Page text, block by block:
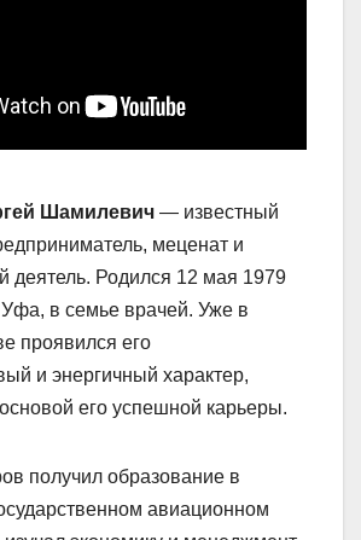
Шамилевич — известный
меценат и
деятель. Родился 12 мая 1979
Уфа, в семье врачей. Уже в
проявился его
и энергичный характер,
его успешной карьеры.
получил образование в
авиационном